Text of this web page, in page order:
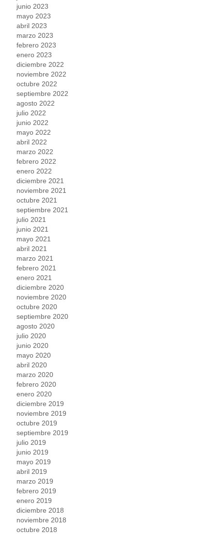
junio 2023
mayo 2023
abril 2023
marzo 2023
febrero 2023
enero 2023
diciembre 2022
noviembre 2022
octubre 2022
septiembre 2022
agosto 2022
julio 2022
junio 2022
mayo 2022
abril 2022
marzo 2022
febrero 2022
enero 2022
diciembre 2021
noviembre 2021
octubre 2021
septiembre 2021
julio 2021
junio 2021
mayo 2021
abril 2021
marzo 2021
febrero 2021
enero 2021
diciembre 2020
noviembre 2020
octubre 2020
septiembre 2020
agosto 2020
julio 2020
junio 2020
mayo 2020
abril 2020
marzo 2020
febrero 2020
enero 2020
diciembre 2019
noviembre 2019
octubre 2019
septiembre 2019
julio 2019
junio 2019
mayo 2019
abril 2019
marzo 2019
febrero 2019
enero 2019
diciembre 2018
noviembre 2018
octubre 2018